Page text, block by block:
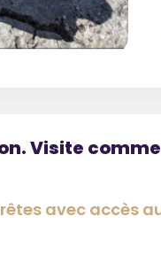
Visite
avec accès